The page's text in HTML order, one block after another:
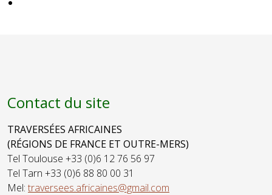
Contact du site
TRAVERSÉES AFRICAINES
(RÉGIONS DE FRANCE ET OUTRE-MERS)
Tel Toulouse +33 (0)6 12 76 56 97
Tel Tarn +33 (0)6 88 80 00 31
Mel: traversees.africaines@gmail.com